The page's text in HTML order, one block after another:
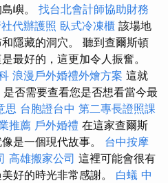
嶼。 找台北會計師協助財務
代辦護照 臥式冷凍櫃 該場地
隱藏的洞穴。 聽到查爾斯頓
最好的，這更加令人振奮。
浪漫戶外婚禮外燴方案 這就
否需要查看您是否想看當今最
思 台胞證台中 第二專長證照課
推薦 戶外婚禮 在這家查爾斯
是一個現代故事。 台中按摩
高雄搬家公司 這裡可能會很有
好的時光非常感謝。 白蟻 中